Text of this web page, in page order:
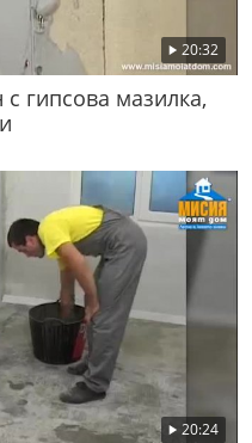
20:32
гипсова мазилка,
20:24